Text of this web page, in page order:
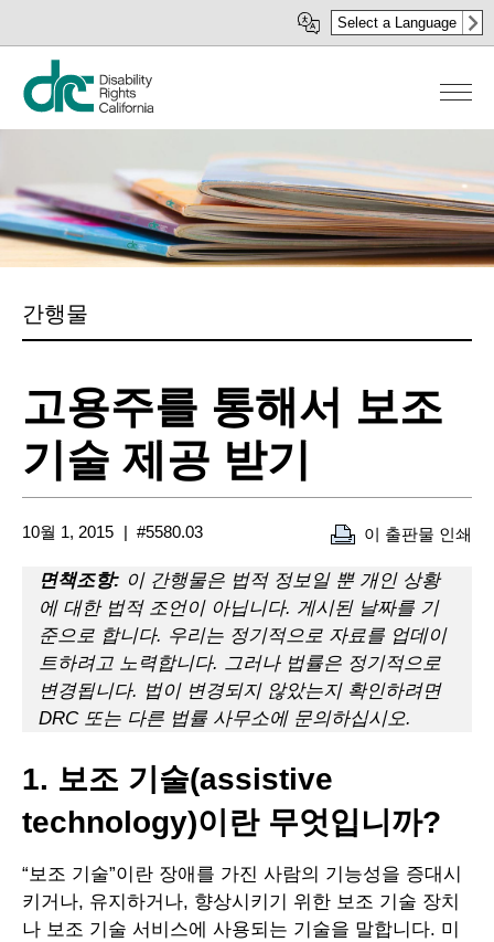
요
츠
너
뛰
기
Select a Language
간행물
고용주를 통해서 보조
기술 제공 받기
10월 1, 2015 #5580.03 이 출판물 인쇄
면책조항: 이 간행물은 법적 정보일 뿐 개인 상황
에 대한 법적 조언이 아닙니다. 게시된 날짜를 기
준으로 합니다. 우리는 정기적으로 자료를 업데이
트하려고 노력합니다. 그러나 법률은 정기적으로
변경됩니다. 법이 변경되지 않았는지 확인하려면
DRC 또는 다른 법률 사무소에 문의하십시오.
1. 보조 기술(assistive
technology)이란 무엇입니까?
“보조 기술”이란 장애를 가진 사람의 기능성을 증대시
키거나, 유지하거나, 향상시키기 위한 보조 기술 장치
나 보조 기술 서비스에 사용되는 기술을 말합니다. 미